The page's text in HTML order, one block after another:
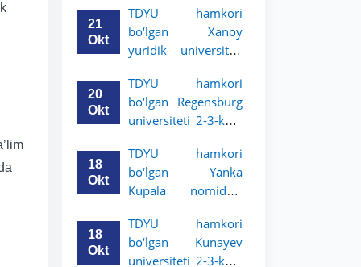
e’lon qildi
kurs talabalari
uchun akademik
mobillik dasturini
21
Okt
TDYU hamkori
bo‘lgan Xanoy
yuridik universiteti
talabalari uchun
akademik mobillik
dasturini e’lon qildi
20
Okt
TDYU hamkori
bo‘lgan Regensburg
universiteti 2-3-kurs
akademik mobillik
dasturini e’lon qildi
18
Okt
TDYU hamkori
bo‘lgan Yanka
Kupala nomidagi
universiteti 2-3-
bosqich talabalari
18
Okt
TDYU hamkori
bo‘lgan Kunayev
universiteti 2-3-kurs